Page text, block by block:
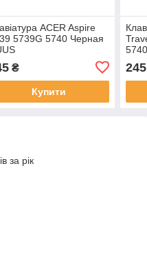
ACER Aspire
5739G 5740 Черная
₴
Купити
E1-
245
за рік